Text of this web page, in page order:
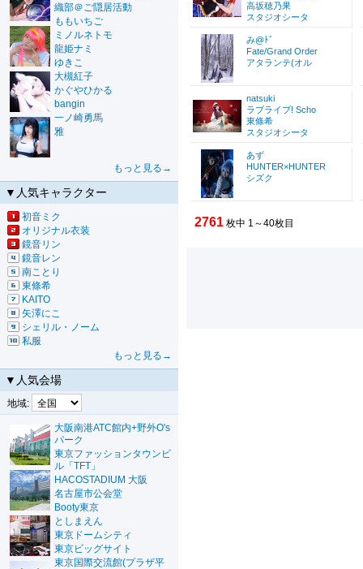
織部＠ご隠居活動
ももいちご
ミノルネトモ
龍姫ナミ
ゆきこ
大槻紅子
かぐやひかる
bangin
一ノ崎勇馬
雅
もっと見る→
▼人気キャラクター
初音ミク
オリジナル衣装
鏡音リン
鏡音レン
南ことり
東條希
KAITO
矢澤にこ
シェリル・ノーム
私服
もっと見る→
▼人気会場
地域:
大阪南港ATC館内+野外O's
パーク
東京ファッションタウンビ
ル「TFT」
HACOSTADIUM 大阪
名古屋市公会堂
Booty東京
としまえん
東京ドームシティ
東京ビッグサイト
東京国際交流館(プラザ平
高坂穂乃果
スタジオシータ
み@ﾄﾞ
Fate/Grand Order
アタランテ(オル
natsuki
ラブライブ! Scho
東條希
スタジオシータ
あず
HUNTER×HUNTER
シズク
2761 枚中 1～40枚目